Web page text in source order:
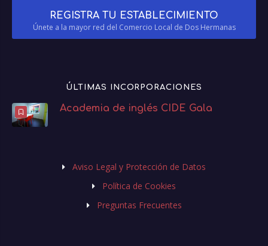
REGISTRA TU ESTABLECIMIENTO
Únete a la mayor red del Comercio Local de Dos Hermanas
ÚLTIMAS INCORPORACIONES
Academia de inglés CIDE Gala
Aviso Legal y Protección de Datos
Política de Cookies
Preguntas Frecuentes